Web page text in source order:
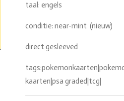
taal: engels
conditie: near-mint (nieuw)
direct gesleeved
kaarten|psa graded|tcg|